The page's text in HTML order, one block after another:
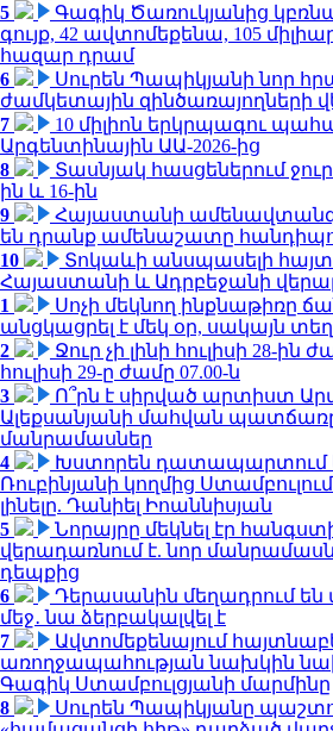
5
Գագիկ Ծառուկյանից
գույք, 42 ավտոմեքենա, 105
հազար դրամ
6
Սուրեն Պապիկյանի նոր
ժամկետային զինծառայողների
7
10 միլիոն երկրպագու
Արգենտինային ԱԱ-2026-ից
8
Տասնյակ հասցեներում ջուր
ին և 16-ին
9
Հայաստանի
են դրանք ամենաշատը
10
Տոկաևի անսպասելի
Հայաստանի և Ադրբեջանի
1
Սոչի մեկնող ինքնաթիռը
անցկացրել է մեկ օր, սակայն տեղ
2
Ջուր չի լինի հուլիսի 28-ին
հուլիսի 29-ը ժամը 07.00-ն
3
Ո՞րն է սիրված արտիստ
Ալեքսանյանի մահվան
մանրամասներ
4
Խստորեն դատապարտում
Ռուբինյանի կողմից
լինելը. Դանիել Իոաննիսյան
5
Նորայրը մեկնել էր
վերադառնում է. նոր
դեպքից
6
Դերասանին մեղադրում
մեջ․ նա ձերբակալվել է
7
Ավտոմեքենայում
առողջապահության նախկին
Գագիկ Ստամբուլցյանի մարմինը
8
Սուրեն Պապիկյանը